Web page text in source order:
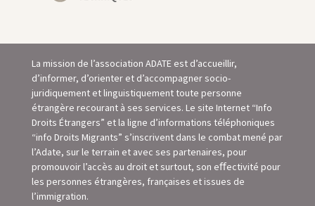
La mission de l’association ADATE est d’accueillir,
d’informer, d’orienter et d’accompagner socio-
juridiquement et linguistiquement toute personne
étrangère recourant à ses services. Le site Internet “Info
Droits Étrangers” et la ligne d’informations téléphoniques
“info Droits Migrants” s’inscrivent dans le combat mené par
l’Adate, sur le terrain et avec ses partenaires, pour
promouvoir l’accès au droit et surtout, son eﬀectivité pour
les personnes étrangères, françaises et issues de
l’immigration.